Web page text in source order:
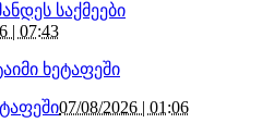
საქმეები
| 07:43
07/08/2026 | 01:06